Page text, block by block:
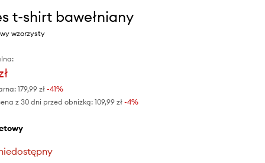
t-shirt bawełniany
wzorzysty
179,99 zł-41%
z 30 dni przed obniżką: 109,99 zł -4%